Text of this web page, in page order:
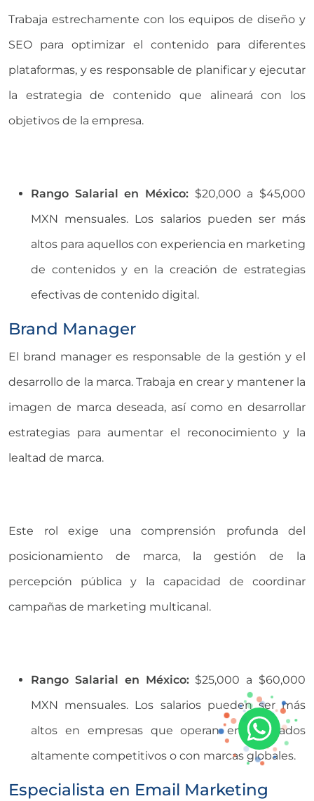
Trabaja estrechamente con los equipos de diseño y
SEO para optimizar el contenido para diferentes
plataformas, y es responsable de planificar y ejecutar
la estrategia de contenido que alineará con los
objetivos de la empresa.
Rango Salarial en México: $20,000 a $45,000
MXN mensuales. Los salarios pueden ser más
altos para aquellos con experiencia en marketing
de contenidos y en la creación de estrategias
efectivas de contenido digital.
Brand Manager
El brand manager es responsable de la gestión y el
desarrollo de la marca. Trabaja en crear y mantener la
imagen de marca deseada, así como en desarrollar
estrategias para aumentar el reconocimiento y la
lealtad de marca.
Este rol exige una comprensión profunda del
posicionamiento de marca, la gestión de la
percepción pública y la capacidad de coordinar
campañas de marketing multicanal.
Rango Salarial en México:$25,000 a $60,000
MXN mensuales. Los salarios pueden ser más
altos en empresas que operan en mercados
altamente competitivos o con marcas globales.
Especialista en Email Marketing